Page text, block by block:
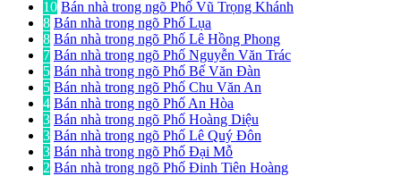
10 Bán nhà trong ngõ Phố Vũ Trọng Khánh
8 Bán nhà trong ngõ Phố Lụa
8 Bán nhà trong ngõ Phố Lê Hồng Phong
7 Bán nhà trong ngõ Phố Nguyễn Văn Trác
5 Bán nhà trong ngõ Phố Bế Văn Đàn
5 Bán nhà trong ngõ Phố Chu Văn An
4 Bán nhà trong ngõ Phố An Hòa
3 Bán nhà trong ngõ Phố Hoàng Diệu
3 Bán nhà trong ngõ Phố Lê Quý Đôn
3 Bán nhà trong ngõ Phố Đại Mỗ
2 Bán nhà trong ngõ Phố Đinh Tiên Hoàng